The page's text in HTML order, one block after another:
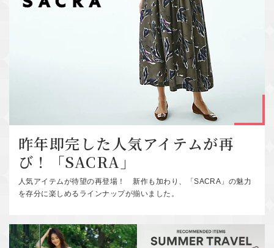
昨年即完した人気アイテムが再
び！「SACRA」
人気アイテムが待望の再登場！ 新作も加わり、「SACRA」の魅力
を存分に楽しめるラインナップが揃いました。